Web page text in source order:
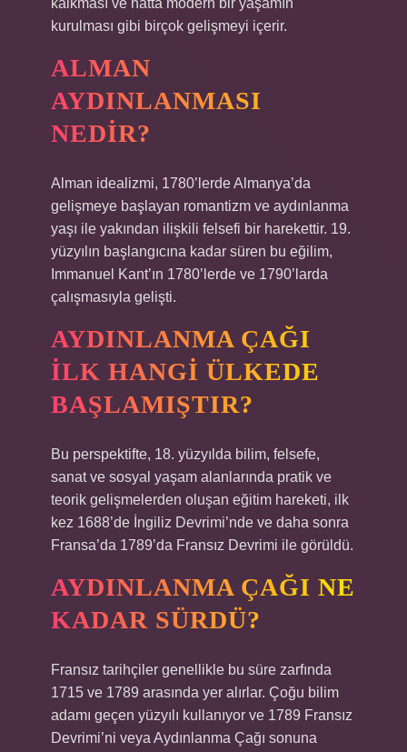
kalkması ve hatta modern bir yaşamın
kurulması gibi birçok gelişmeyi içerir.
ALMAN
AYDINLANMASI
NEDIR?
Alman idealizmi, 1780’lerde Almanya’da
gelişmeye başlayan romantizm ve aydınlanma
yaşı ile yakından ilişkili felsefi bir harekettir. 19.
yüzyılın başlangıcına kadar süren bu eğilim,
Immanuel Kant’ın 1780’lerde ve 1790’larda
çalışmasıyla gelişti.
AYDINLANMA ÇAĞI
ILK HANGI ÜLKEDE
BAŞLAMIŞTIR?
Bu perspektifte, 18. yüzyılda bilim, felsefe,
sanat ve sosyal yaşam alanlarında pratik ve
teorik gelişmelerden oluşan eğitim hareketi, ilk
kez 1688’de İngiliz Devrimi’nde ve daha sonra
Fransa’da 1789’da Fransız Devrimi ile görüldü.
AYDINLANMA ÇAĞI NE
KADAR SÜRDÜ?
Fransız tarihçiler genellikle bu süre zarfında
1715 ve 1789 arasında yer alırlar. Çoğu bilim
adamı geçen yüzyılı kullanıyor ve 1789 Fransız
Devrimi’ni veya Aydınlanma Çağı sonuna